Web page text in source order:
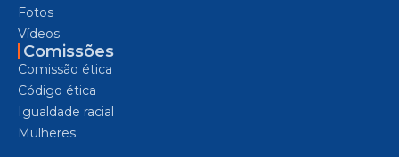
Fotos
Vídeos
Comissões
Comissão ética
Código ética
Igualdade racial
Mulheres